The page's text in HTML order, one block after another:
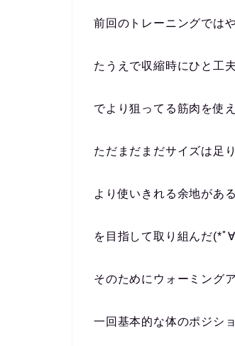
前回のトレーニングでは
たうえで収縮時にひと工
でより狙ってる筋肉を使え
ただまだまだサイズは足
より使いきれる余地があ
を目指して取り組んだ(*ﾟ
そのためにウォーミング
一回基本的な体のポジシ